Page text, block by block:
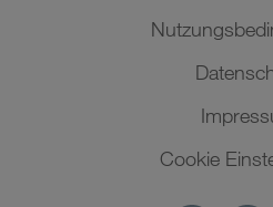
Cookie